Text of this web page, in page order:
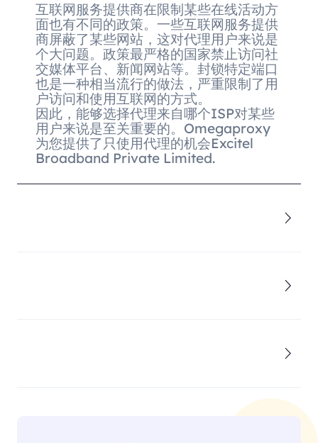
互联网服务提供商在限制某些在线活动方
面也有不同的政策。一些互联网服务提供
商屏蔽了某些网站，这对代理用户来说是
个大问题。政策最严格的国家禁止访问社
交媒体平台、新闻网站等。封锁特定端口
也是一种相当流行的做法，严重限制了用
户访问和使用互联网的方式。
因此，能够选择代理来自哪个ISP对某些
用户来说是至关重要的。Omegaproxy
为您提供了只使用代理的机会Excitel
Broadband Private Limited.